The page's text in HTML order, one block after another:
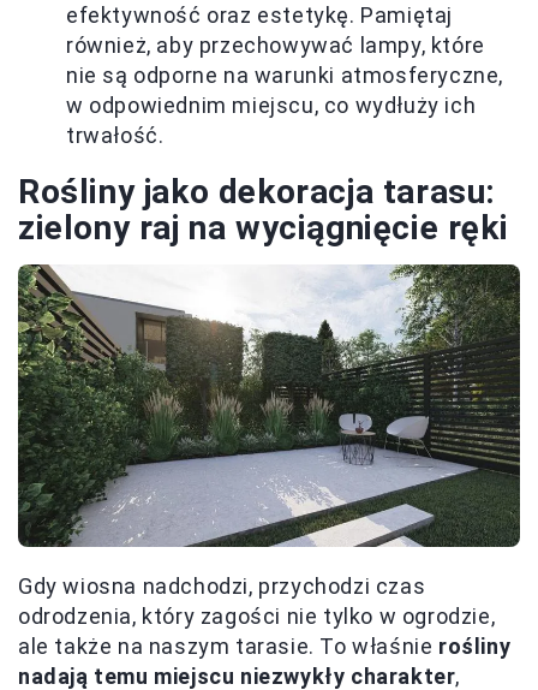
efektywność oraz estetykę. Pamiętaj
również, aby przechowywać lampy, które
nie są odporne na warunki atmosferyczne,
w odpowiednim miejscu, co wydłuży ich
trwałość.
Rośliny jako dekoracja tarasu:
zielony raj na wyciągnięcie ręki
Gdy wiosna nadchodzi, przychodzi czas
odrodzenia, który zagości nie tylko w ogrodzie,
ale także na naszym tarasie. To właśnie rośliny
nadają temu miejscu niezwykły charakter,